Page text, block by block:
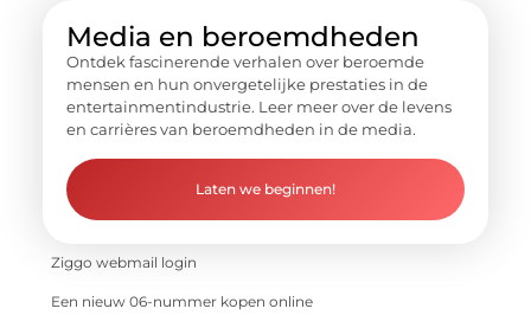
Media en beroemdheden
Ontdek fascinerende verhalen over beroemde
mensen en hun onvergetelijke prestaties in de
entertainmentindustrie. Leer meer over de levens
en carrières van beroemdheden in de media.
Laten we beginnen!
Ziggo webmail login
Een nieuw 06-nummer kopen online